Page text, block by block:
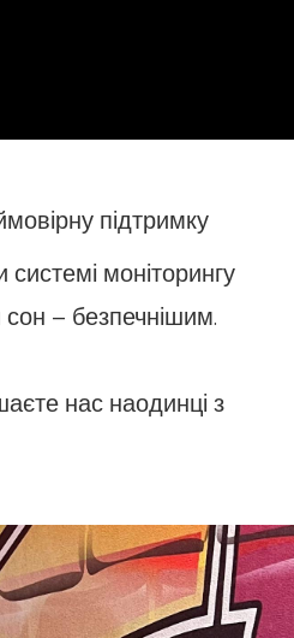
підтримку
моніторингу
сон – безпечнішим.
нас наодинці з